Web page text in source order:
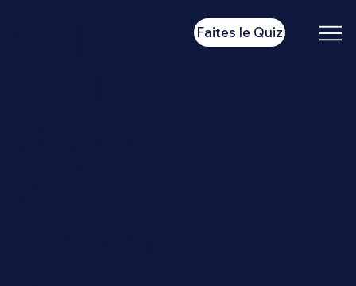
Faites le Quiz